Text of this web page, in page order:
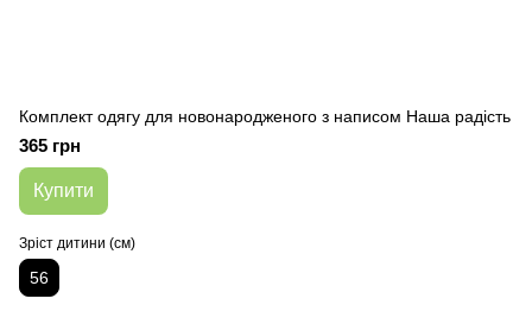
Комплект одягу для новонародженого з написом Наша радість
365 грн
Купити
Зріст дитини (см)
56